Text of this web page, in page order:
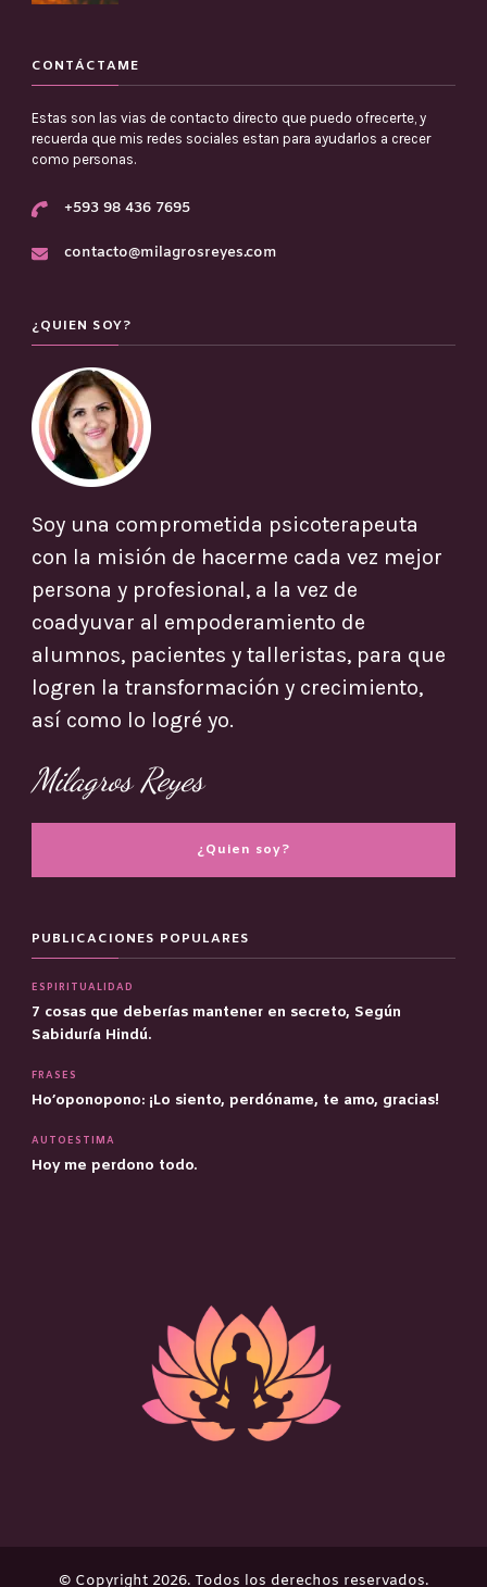
CONTÁCTAME
Estas son las vias de contacto directo que puedo ofrecerte, y
recuerda que mis redes sociales estan para ayudarlos a crecer
como personas.
+593 98 436 7695
contacto@milagrosreyes.com
¿QUIEN SOY?
Soy una comprometida psicoterapeuta
con la misión de hacerme cada vez mejor
persona y profesional, a la vez de
coadyuvar al empoderamiento de
alumnos, pacientes y talleristas, para que
logren la transformación y crecimiento,
así como lo logré yo.
Milagros Reyes
¿Quien soy?
PUBLICACIONES POPULARES
ESPIRITUALIDAD
7 cosas que deberías mantener en secreto, Según
Sabiduría Hindú.
FRASES
Ho’oponopono: ¡Lo siento, perdóname, te amo, gracias!
AUTOESTIMA
Hoy me perdono todo.
©️ Copyright 2026. Todos los derechos reservados.